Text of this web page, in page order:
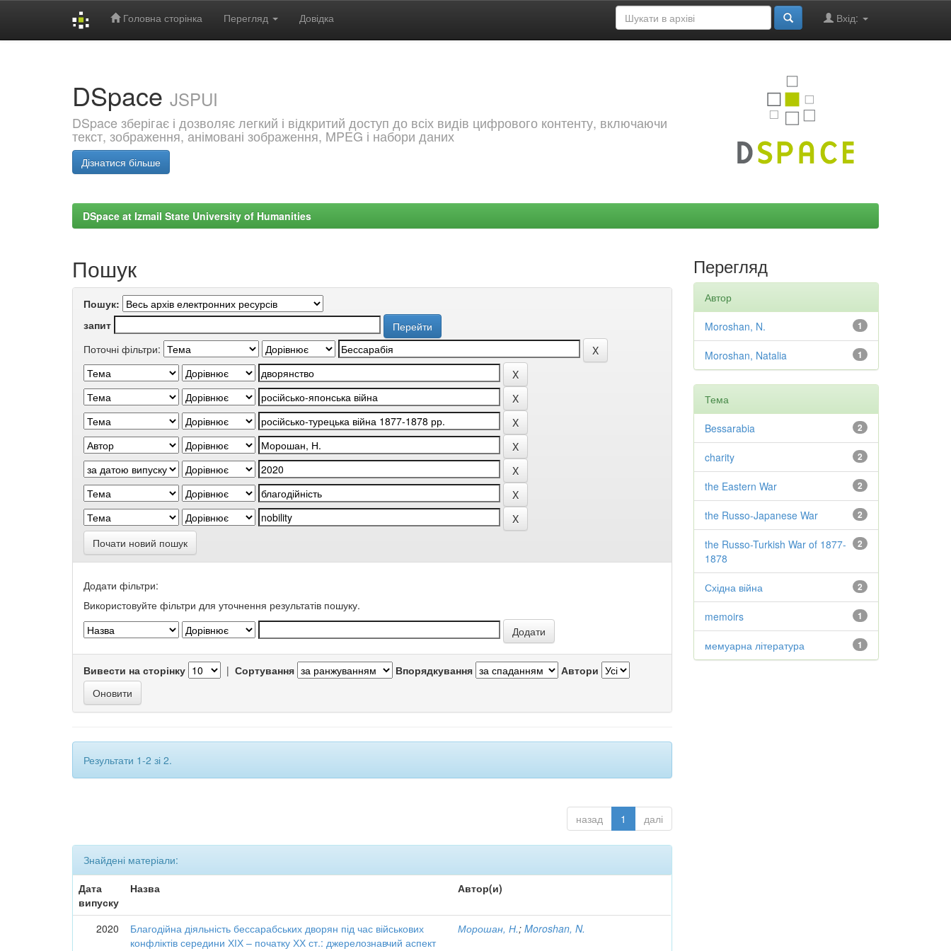
Головна сторінка Перегляд Довідка Вхід:
DSpace JSPUI
DSpace зберігає і дозволяє легкий і відкритий доступ до всіх видів цифрового контенту, включаючи
текст, зображення, анімовані зображення, MPEG і набори даних
Дізнатися більше
DSpace at Izmail State University of Humanities
Пошук
Пошук:
запит
Поточні фільтри:
Почати новий пошук
Додати фільтри:
Використовуйте фільтри для уточнення результатів пошуку.
Вивести на сторінку | Сортування Впорядкування Автори
Результати 1-2 зі 2.
назад 1 далі
Знайдені матеріали:
Дата
випуску
Назва Автор(и)
2020
Благодійна діяльність бессарабських дворян під час військових
конфліктів середини ХІХ – початку ХХ ст.: джерелознавчий аспект
Морошан, Н.;Moroshan, N.
Перегляд
Автор
1
Moroshan, N.
1
Moroshan, Natalia
Тема
2
Bessarabia
2
charity
2
the Eastern War
2
the Russo-Japanese War
2
the Russo-Turkish War of 1877-
1878
2
Східна війна
1
memoirs
1
мемуарна література